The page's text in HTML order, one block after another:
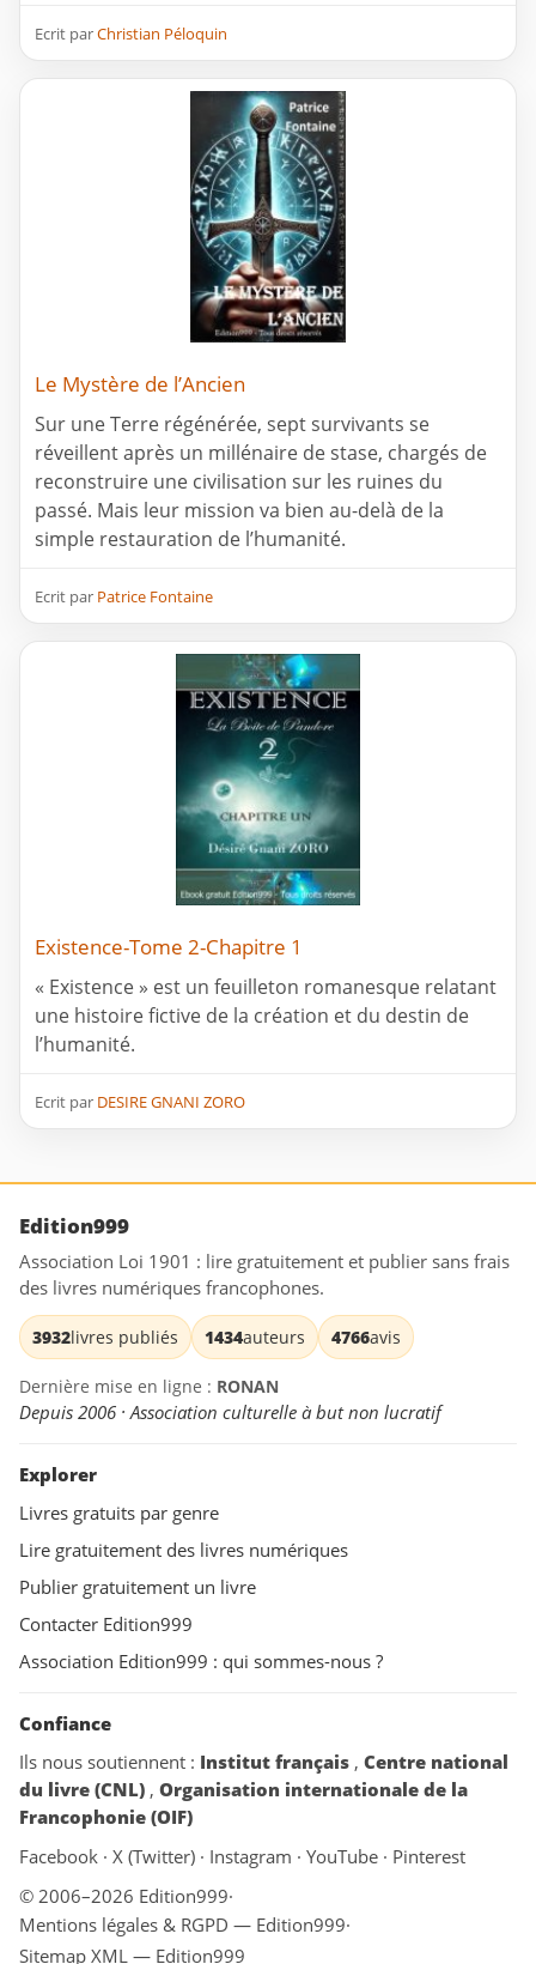
Ecrit parChristian Péloquin
Le Mystère de l’Ancien
Sur une Terre régénérée, sept survivants se
réveillent après un millénaire de stase, chargés de
reconstruire une civilisation sur les ruines du
passé. Mais leur mission va bien au-delà de la
simple restauration de l’humanité.
Ecrit par Patrice Fontaine
Existence-Tome 2-Chapitre 1
« Existence » est un feuilleton romanesque relatant
une histoire fictive de la création et du destin de
l’humanité.
Ecrit par DESIRE GNANI ZORO
Edition999
Association Loi 1901 : lire gratuitement et publier sans frais
des livres numériques francophones.
3932livres publiés 1434auteurs 4766avis
Dernière mise en ligne : RONAN
Depuis 2006 · Association culturelle à but non lucratif
Explorer
Livres gratuits par genre
Lire gratuitement des livres numériques
Publier gratuitement un livre
Contacter Edition999
Association Edition999 : qui sommes-nous ?
Confiance
Ils nous soutiennent : Institut français , Centre national
du livre (CNL) , Organisation internationale de la
Francophonie (OIF)
Facebook · X (Twitter) · Instagram · YouTube · Pinterest
© 2006–2026 Edition999·
Mentions légales & RGPD — Edition999·
Sitemap XML — Edition999